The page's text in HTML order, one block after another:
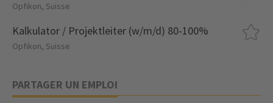
Opfikon, Suisse
Kalkulator / Projektleiter (w/m/d) 80-100%
Opfikon, Suisse
PARTAGER UN EMPLOI